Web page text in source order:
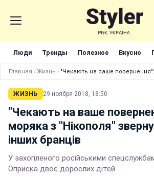
Люди Тренды Полезное Вкусно
Главная › Жизнь › "Чекають на ваше
ЖИЗНЬ 29 ноября 2018, 18:50
"Чекають на ваше
моряка з "Нікополя"
інших бранців
У захопленого російськими
Оприска двоє дорослих дітей